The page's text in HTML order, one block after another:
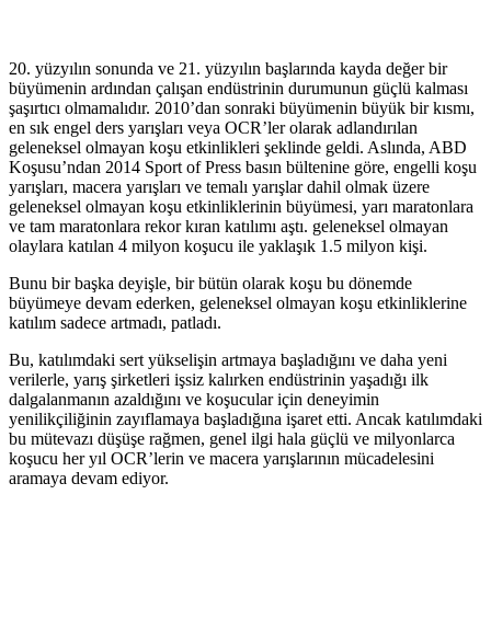
20. yüzyılın sonunda ve 21. yüzyılın başlarında kayda değer bir
büyümenin ardından çalışan endüstrinin durumunun güçlü kalması
şaşırtıcı olmamalıdır. 2010’dan sonraki büyümenin büyük bir kısmı,
en sık engel ders yarışları veya OCR’ler olarak adlandırılan
geleneksel olmayan koşu etkinlikleri şeklinde geldi. Aslında, ABD
Koşusu’ndan 2014 Sport of Press basın bültenine göre, engelli koşu
yarışları, macera yarışları ve temalı yarışlar dahil olmak üzere
geleneksel olmayan koşu etkinliklerinin büyümesi, yarı maratonlara
ve tam maratonlara rekor kıran katılımı aştı. geleneksel olmayan
olaylara katılan 4 milyon koşucu ile yaklaşık 1.5 milyon kişi.
Bunu bir başka deyişle, bir bütün olarak koşu bu dönemde
büyümeye devam ederken, geleneksel olmayan koşu etkinliklerine
katılım sadece artmadı, patladı.
Bu, katılımdaki sert yükselişin artmaya başladığını ve daha yeni
verilerle, yarış şirketleri işsiz kalırken endüstrinin yaşadığı ilk
dalgalanmanın azaldığını ve koşucular için deneyimin
yenilikçiliğinin zayıflamaya başladığına işaret etti. Ancak katılımdaki
bu mütevazı düşüşe rağmen, genel ilgi hala güçlü ve milyonlarca
koşucu her yıl OCR’lerin ve macera yarışlarının mücadelesini
aramaya devam ediyor.